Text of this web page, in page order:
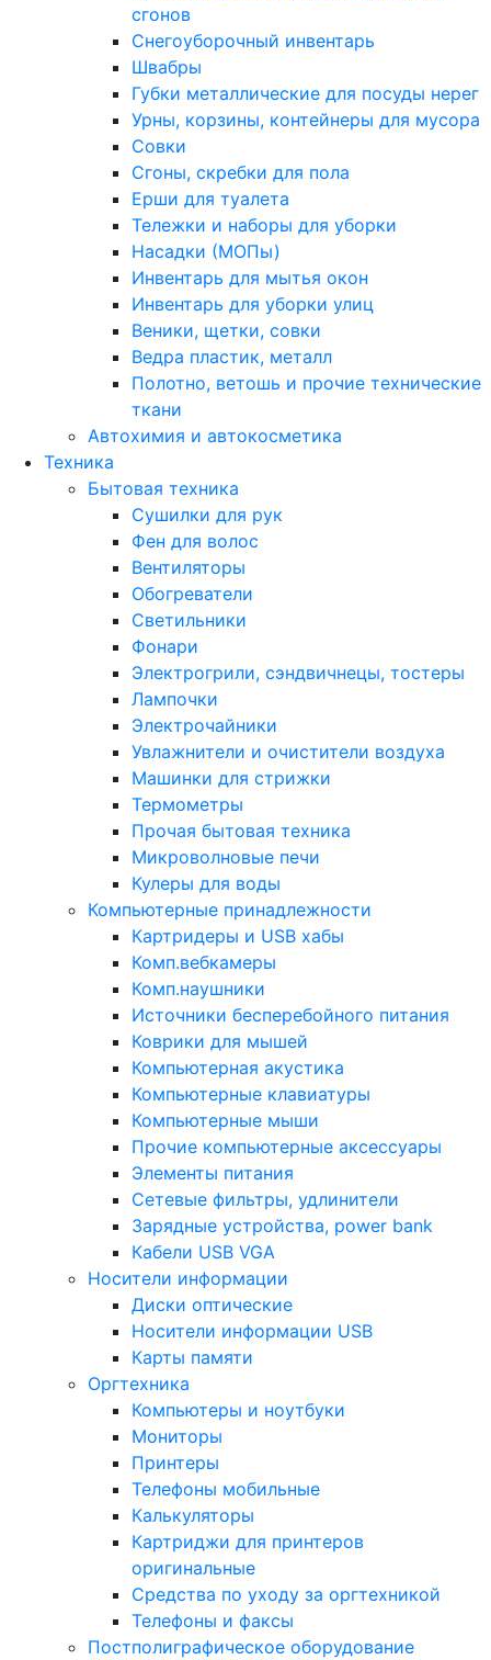
сгонов
Снегоуборочный инвентарь
Швабры
Губки металлические для посуды нерег
Урны, корзины, контейнеры для мусора
Совки
Сгоны, скребки для пола
Ерши для туалета
Тележки и наборы для уборки
Насадки (МОПы)
Инвентарь для мытья окон
Инвентарь для уборки улиц
Веники, щетки, совки
Ведра пластик, металл
Полотно, ветошь и прочие технические
ткани
Автохимия и автокосметика
Техника
Бытовая техника
Сушилки для рук
Фен для волос
Вентиляторы
Обогреватели
Светильники
Фонари
Электрогрили, сэндвичнецы, тостеры
Лампочки
Электрочайники
Увлажнители и очистители воздуха
Машинки для стрижки
Термометры
Прочая бытовая техника
Микроволновые печи
Кулеры для воды
Компьютерные принадлежности
Картридеры и USB хабы
Комп.вебкамеры
Комп.наушники
Источники бесперебойного питания
Коврики для мышей
Компьютерная акустика
Компьютерные клавиатуры
Компьютерные мыши
Прочие компьютерные аксессуары
Элементы питания
Сетевые фильтры, удлинители
Зарядные устройства, power bank
Кабели USB VGA
Носители информации
Диски оптические
Носители информации USB
Карты памяти
Оргтехника
Компьютеры и ноутбуки
Мониторы
Принтеры
Телефоны мобильные
Калькуляторы
Картриджи для принтеров
оригинальные
Средства по уходу за оргтехникой
Телефоны и факсы
Постполиграфическое оборудование